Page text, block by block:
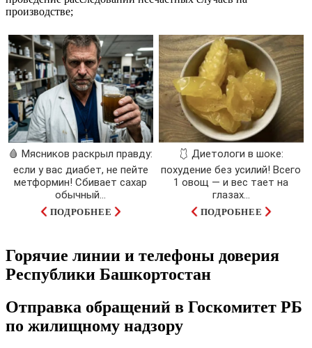
производстве;
🩸 Мясников раскрыл правду:
если у вас диабет, не пейте
метформин! Сбивает сахар
обычный...
ПОДРОБНЕЕ
🩱 Диетологи в шоке:
похудение без усилий! Всего
1 овощ — и вес тает на
глазах…
ПОДРОБНЕЕ
Горячие линии и телефоны доверия
Республики Башкортостан
Отправка обращений в Госкомитет РБ
по жилищному надзору